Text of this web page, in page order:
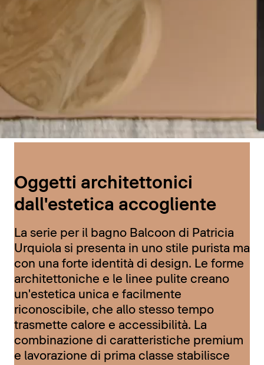
Oggetti architettonici
dall'estetica accogliente
La serie per il bagno Balcoon di Patricia
Urquiola si presenta in uno stile purista ma
con una forte identità di design. Le forme
architettoniche e le linee pulite creano
un'estetica unica e facilmente
riconoscibile, che allo stesso tempo
trasmette calore e accessibilità. La
combinazione di caratteristiche premium
e lavorazione di prima classe stabilisce